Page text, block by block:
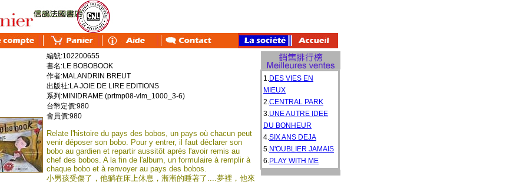
編號:102200655
書名:LE BOBOBOOK
作者:MALANDRIN BREUT
出版社:LA JOIE DE LIRE EDITIONS
系列:MINIDRAME (prtmp08-vlm_1000_3-6)
台幣定價:980
會員價:980
Relate l'histoire du pays des bobos, un pays où chacun peut
venir déposer son bobo. Pour y entrer, il faut déclarer son
bobo au gardien et repartir aussitôt après l'avoir remis au
chef des bobos. A la fin de l'album, un formulaire à remplir à
chaque bobo et à renvoyer au pays des bobos.
小男孩受傷了，他躺在床上休息，漸漸的睡著了....夢裡，他來
1.DES VIES EN
MIEUX
2.CENTRAL PARK
3.UNE AUTRE IDEE
DU BONHEUR
4.SIX ANS DEJA
5.N'OUBLIER JAMAIS
6.PLAY WITH ME